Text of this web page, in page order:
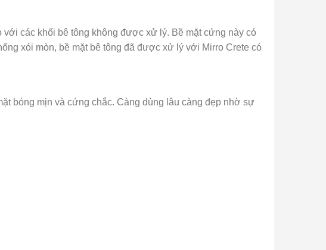
các khối bê tông không được xử lý. Bề mặt cứng này có
xói mòn, bề mặt bê tông đã được xử lý với Mirro Crete có
bóng mịn và cứng chắc. Càng dùng lâu càng đẹp nhờ sự